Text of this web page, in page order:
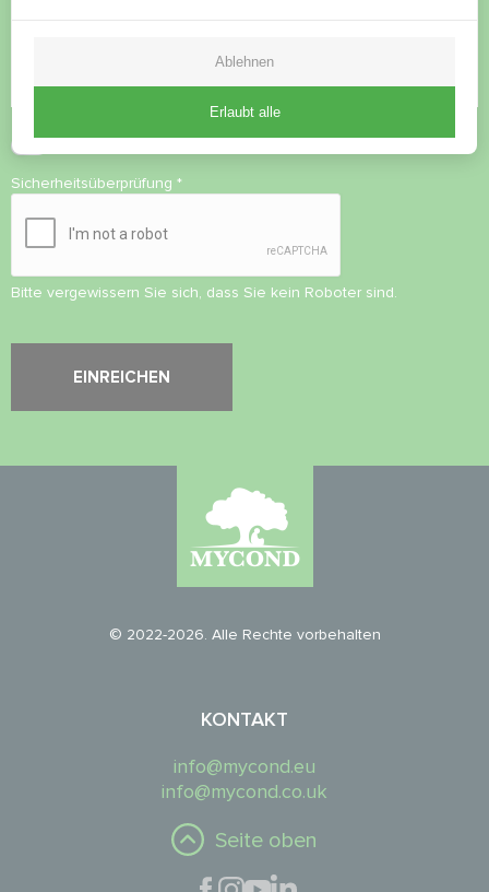
Datenschutzbestimmungenakzeptieren
Sicherheitsüberprüfung *
Bitte vergewissern Sie sich, dass Sie kein Roboter sind.
© 2022-2026. Alle Rechte vorbehalten
KONTAKT
info@mycond.eu
info@mycond.co.uk
Seite oben
Ablehnen
Erlaubt alle